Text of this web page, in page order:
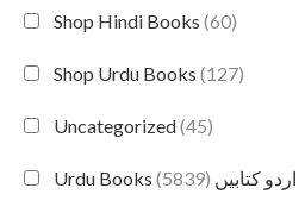
Shop Hindi Books (60)
Shop Urdu Books (127)
Uncategorized(45)
Urdu Books اردو کتابیں (5839)